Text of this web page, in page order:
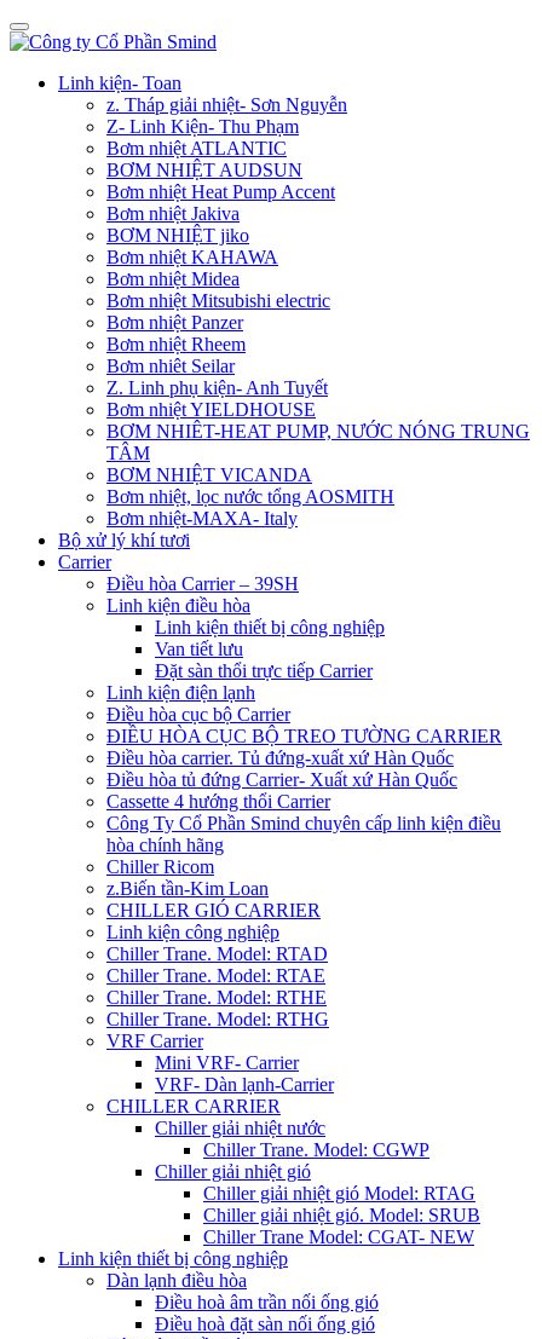
Linh kiện- Toan
z. Tháp giải nhiệt- Sơn Nguyễn
Z- Linh Kiện- Thu Phạm
Bơm nhiệt ATLANTIC
BƠM NHIỆT AUDSUN
Bơm nhiệt Heat Pump Accent
Bơm nhiệt Jakiva
BƠM NHIỆT jiko
Bơm nhiệt KAHAWA
Bơm nhiệt Midea
Bơm nhiệt Mitsubishi electric
Bơm nhiệt Panzer
Bơm nhiệt Rheem
Bơm nhiêt Seilar
Z. Linh phụ kiện- Anh Tuyết
Bơm nhiệt YIELDHOUSE
BƠM NHIÊT-HEAT PUMP, NƯỚC NÓNG TRUNG
TÂM
BƠM NHIỆT VICANDA
Bơm nhiệt, lọc nước tổng AOSMITH
Bơm nhiệt-MAXA- Italy
Bộ xử lý khí tươi
Carrier
Điều hòa Carrier – 39SH
Linh kiện điều hòa
Linh kiện thiết bị công nghiệp
Van tiết lưu
Đặt sàn thổi trực tiếp Carrier
Linh kiện điện lạnh
Điều hòa cục bộ Carrier
ĐIỀU HÒA CỤC BỘ TREO TƯỜNG CARRIER
Điều hòa carrier. Tủ đứng-xuất xứ Hàn Quốc
Điều hòa tủ đứng Carrier- Xuất xứ Hàn Quốc
Cassette 4 hướng thổi Carrier
Công Ty Cổ Phần Smind chuyên cấp linh kiện điều
hòa chính hãng
Chiller Ricom
z.Biến tần-Kim Loan
CHILLER GIÓ CARRIER
Linh kiện công nghiệp
Chiller Trane. Model: RTAD
Chiller Trane. Model: RTAE
Chiller Trane. Model: RTHE
Chiller Trane. Model: RTHG
VRF Carrier
Mini VRF- Carrier
VRF- Dàn lạnh-Carrier
CHILLER CARRIER
Chiller giải nhiệt nước
Chiller Trane. Model: CGWP
Chiller giải nhiệt gió
Chiller giải nhiệt gió Model: RTAG
Chiller giải nhiệt gió. Model: SRUB
Chiller Trane Model: CGAT- NEW
Linh kiện thiết bị công nghiệp
Dàn lạnh điều hòa
Điều hoà âm trần nối ống gió
Điều hoà đặt sàn nối ống gió